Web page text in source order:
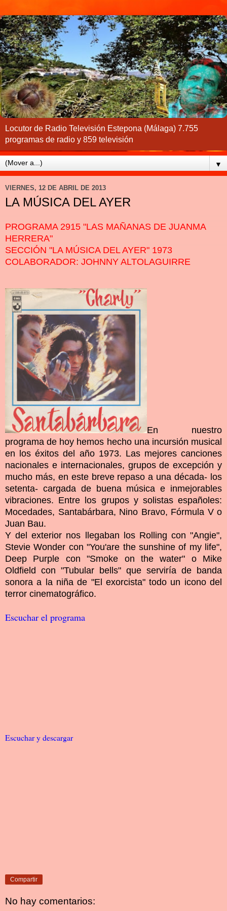
Locutor de Radio Televisión Estepona (Málaga) 7.755
programas de radio y 859 televisión
▼
VIERNES, 12 DE ABRIL DE 2013
LA MÚSICA DEL AYER
PROGRAMA 2915 "LAS MAÑANAS DE JUANMA
HERRERA"
SECCIÓN "LA MÚSICA DEL AYER" 1973
COLABORADOR: JOHNNY ALTOLAGUIRRE
En nuestro
programa de hoy hemos hecho una incursión musical
en los éxitos del año 1973. Las mejores canciones
nacionales e internacionales, grupos de excepción y
mucho más, en este breve repaso a una década- los
setenta- cargada de buena música e inmejorables
vibraciones. Entre los grupos y solistas españoles:
Mocedades, Santabárbara, Nino Bravo, Fórmula V o
Juan Bau.
Y del exterior nos llegaban los Rolling con "Angie",
Stevie Wonder con "You'are the sunshine of my life",
Deep Purple con "Smoke on the water" o Mike
Oldfield con "Tubular bells" que serviría de banda
sonora a la niña de "El exorcista" todo un icono del
terror cinematográfico.
Escuchar el programa
Escuchar y descargar
Compartir
No hay comentarios: